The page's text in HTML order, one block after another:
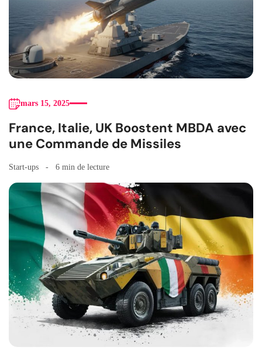
mars 15, 2025
France, Italie, UK Boostent MBDA avec
une Commande de Missiles
Start-ups 6 min de lecture